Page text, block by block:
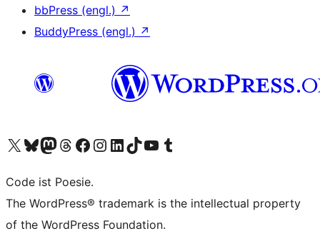
bbPress (engl.) ↗
BuddyPress (engl.) ↗
Das X-Konto (früher Twitter) von WordPress.org besuchen
Das Bluesky-Konto von WordPress.org besuchen
Das Mastodon-Konto von WordPress.org besuchen
Das Threads-Konto von WordPress.org besuchen
Die Facebook-Seite von WordPress.org besuchen
Das Instagram-Konto von WordPress.org besuchen
Das LinkedIn-Konto von WordPress.org besuchen
Das TikTok-Konto von WordPress.org besuchen
Den YouTube-Kanal von WordPress.org besuchen
Das Tumblr-Konto von WordPress.org besuchen
Code ist Poesie.
The WordPress® trademark is the intellectual property
of the WordPress Foundation.